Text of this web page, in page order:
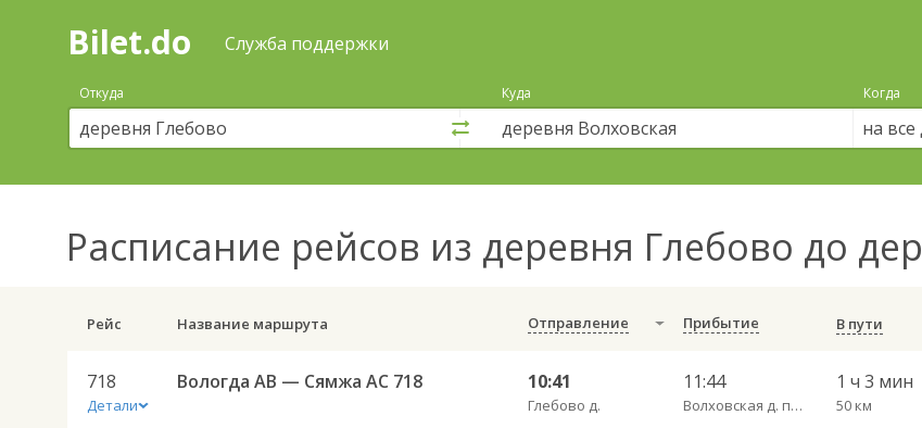
Поиск
покупка
билетов
автобус
онлайн
Bilet.do Служба поддержки
Откуда Куда Когда
на все
Расписание рейсов из деревня Глебово до
Рейс Название маршрута Отправление Прибытие В пути
718
Детали
Вологда АВ — Сямжа АС 718 10:41
Глебово д.
11:44
Волховская д. пов.
1 ч 3 мин
50 км